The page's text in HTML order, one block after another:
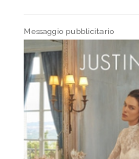
Messaggio pubblicitario